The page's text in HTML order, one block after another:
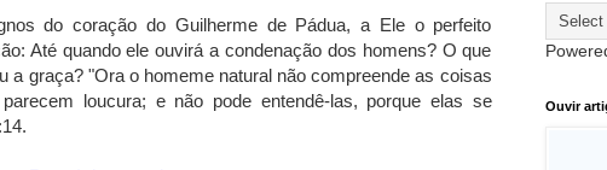
do coração do Guilherme de Pádua, a Ele o perfeito
Até quando ele ouvirá a condenação dos homens? O que
a graça? "Ora o homeme natural não compreende as coisas
loucura; e não pode entendê-las, porque elas se
Ouvir